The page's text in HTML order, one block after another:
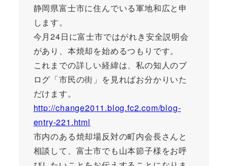
静岡県富士市に住んでいる軍地和広と申
します。
今月24日に富士市ではがれき安全説明会
があり、本焼却を始めるつもりです。
これまでの詳しい経緯は、私の知人のブ
ログ「市民の街」を見ればお分かりいた
だけます。
http://change2011.blog.fc2.com/blog-
entry-221.html
市内のある焼却場反対の町内会長さんと
相談して、富士市でも山本節子様をお呼